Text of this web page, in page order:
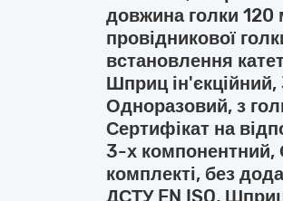
довжина голки 120
провідникової
встановлення
Шприц
Одноразовий, з
Сертифікат на
3-х
комплекті, без
ДСТУ EN ISO,